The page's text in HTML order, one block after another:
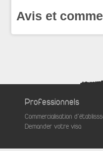
Avis et
Professionnels
Commercialisation
Demander votre visa